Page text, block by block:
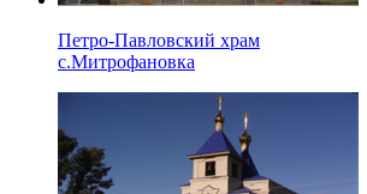
Петро-Павловский храм
с.Митрофановка